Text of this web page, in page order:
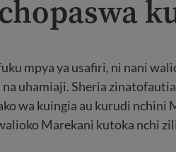
mpya ya usafiri, ni nani
uhamiaji. Sheria
wa kuingia au kurudi nchini
Marekani kutoka nchi